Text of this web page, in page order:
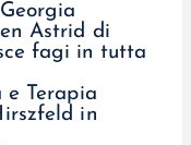
Astrid di
fagi in tutta
Terapia
in